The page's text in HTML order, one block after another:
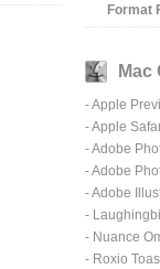
Format
Mac
-Apple
-Apple
- Adobe
- Adobe
- Adobe
-
- Nuance
- Roxio